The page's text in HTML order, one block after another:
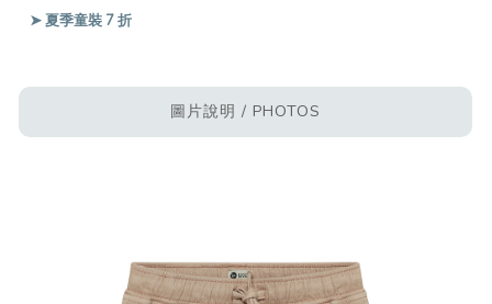
➤ 夏季童裝 7 折
圖片說明 / PHOTOS